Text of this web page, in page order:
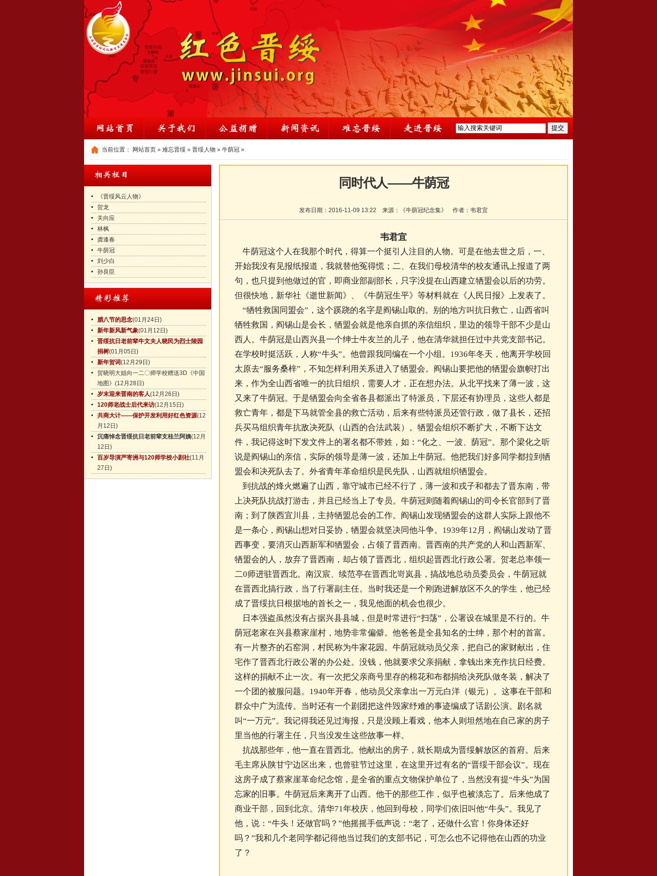
当前位置： 网站首页 » 难忘晋绥 » 晋绥人物 » 牛荫冠 »
《晋绥风云人物》
贺龙
关向应
林枫
龚逢春
牛荫冠
刘少白
孙良臣
腊八节的思念(01月24日)
新年新风新气象(01月12日)
晋绥抗日老前辈牛文夫人晓民为烈士陵园
捐树(01月05日)
新年贺词(12月29日)
贺晓明大姐向一二〇师学校赠送3D《中国
地图》 (12月28日)
岁末迎来晋南的客人(12月26日)
120师老战士后代来访(12月15日)
共商大计——保护开发利用好红色资源(12
月12日)
沉痛悼念晋绥抗日老前辈支桂兰阿姨(12月
12日)
百岁导演严寄洲与120师学校小剧社(11月
27日)
同时代人——牛荫冠
发布日期： 2016-11-09 13:22 来源： 《牛荫冠纪念集》 作者： 韦君宜
韦君宜
牛荫冠这个人在我那个时代，得算一个挺引人注目的人物。可是在他去世之后，一、
开始我没有见报纸报道，我就替他冤得慌；二、在我们母校清华的校友通讯上报道了两
句，也只提到他做过的官，即商业部副部长，只字没提在山西建立牺盟会以后的功劳。
但很快地，新华社《逝世新闻》、《牛荫冠生平》等材料就在《人民日报》上发表了。
“牺牲救国同盟会”，这个蹊跷的名字是阎锡山取的。别的地方叫抗日救亡，山西省叫
牺牲救国，阎锡山是会长，牺盟会就是他亲自抓的亲信组织，里边的领导干部不少是山
西人。牛荫冠是山西兴县一个绅士牛友兰的儿子，他在清华就担任过中共党支部书记。
在学校时挺活跃，人称“牛头”。他曾跟我同编在一个小组。1936年冬天，他离开学校回
太原去“服务桑梓”，不知怎样利用关系进入了牺盟会。阎锡山要把他的牺盟会旗帜打出
来，作为全山西省唯一的抗日组织，需要人才，正在想办法。从北平找来了薄一波，这
又来了牛荫冠。于是牺盟会向全省各县都派出了特派员，下层还有协理员，这些人都是
救亡青年，都是下马就管全县的救亡活动，后来有些特派员还管行政，做了县长，还招
兵买马组织青年抗敌决死队（山西的合法武装）。牺盟会组织不断扩大，不断下达文
件，我记得这时下发文件上的署名都不带姓，如：“化之、一波、荫冠”。那个梁化之听
说是阎锡山的亲信，实际的领导是薄一波，还加上牛荫冠。他把我们好多同学都拉到牺
盟会和决死队去了。外省青年革命组织是民先队，山西就组织牺盟会。
到抗战的烽火燃遍了山西，靠守城市已经不行了，薄一波和戎子和都去了晋东南，带
上决死队抗战打游击，并且已经当上了专员。牛荫冠则随着阎锡山的司令长官部到了晋
南；到了陕西宜川县，主持牺盟总会的工作。阎锡山发现牺盟会的这群人实际上跟他不
是一条心，阎锡山想对日妥协，牺盟会就坚决同他斗争。1939年12月，阎锡山发动了晋
西事变，要消灭山西新军和牺盟会，占领了晋西南。晋西南的共产党的人和山西新军、
牺盟会的人，放弃了晋西南，却占领了晋西北，组织起晋西北行政公署。贺老总率领一
二0师进驻晋西北。南汉宸、续范亭在晋西北岢岚县，搞战地总动员委员会，牛荫冠就
在晋西北搞行政，当了行署副主任。当时我还是一个刚跑进解放区不久的学生，他已经
成了晋绥抗日根据地的首长之一，我见他面的机会也很少。
日本强盗虽然没有占据兴县县城，但是时常进行“扫荡”，公署设在城里是不行的。牛
荫冠老家在兴县蔡家崖村，地势非常偏僻。他爸爸是全县知名的士绅，那个村的首富。
有一片整齐的石窑洞，村民称为牛家花园。牛荫冠就动员父亲，把自己的家财献出，住
宅作了晋西北行政公署的办公处。没钱，他就要求父亲捐献，拿钱出来充作抗日经费。
这样的捐献不止一次。有一次把父亲商号里存的棉花和布都捐给决死队做冬装，解决了
一个团的被服问题。1940年开春，他动员父亲拿出一万元白洋（银元）。这事在干部和
群众中广为流传。当时还有一个剧团把这件毁家纾难的事迹编成了话剧公演。剧名就
叫“一万元”。我记得我还见过海报，只是没顾上看戏，他本人则坦然地在自己家的房子
里当他的行署主任，只当没发生这些故事一样。
抗战那些年，他一直在晋西北。他献出的房子，就长期成为晋绥解放区的首府。后来
毛主席从陕甘宁边区出来，也曾驻节过这里，在这里开过有名的“晋绥干部会议”。现在
这房子成了蔡家崖革命纪念馆，是全省的重点文物保护单位了，当然没有提“牛头”为国
忘家的旧事。牛荫冠后来离开了山西。他干的那些工作，似乎也被淡忘了。后来他成了
商业干部，回到北京。清华71年校庆，他回到母校，同学们依旧叫他“牛头”。我见了
他，说：“牛头！还做官吗？”他摇摇手低声说：“老了，还做什么官！你身体还好
吗？”我和几个老同学都记得他当过我们的支部书记，可怎么也不记得他在山西的功业
了？